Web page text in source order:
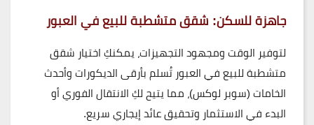
جاهزة للسكن: شقق متشطبة للبيع في العبور
لتوفير الوقت ومجهود التجهيزات، يمكنكِ اختيار شقق
متشطبة للبيع في العبور تُسلم بأرقى الديكورات وأحدث
الخامات (سوبر لوكس)، مما يتيح لكِ الانتقال الفوري أو
البدء في الاستثمار وتحقيق عائد إيجاري سريع.